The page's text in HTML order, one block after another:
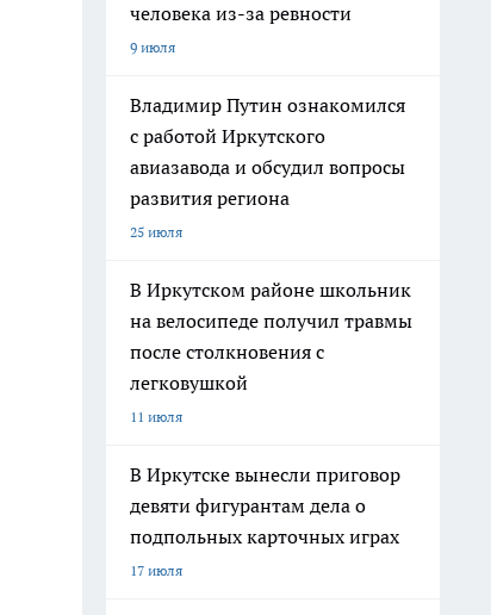
человека из-за ревности
9 июля
Владимир Путин ознакомился
с работой Иркутского
авиазавода и обсудил вопросы
развития региона
25 июля
В Иркутском районе школьник
на велосипеде получил травмы
после столкновения с
легковушкой
11 июля
В Иркутске вынесли приговор
девяти фигурантам дела о
подпольных карточных играх
17 июля